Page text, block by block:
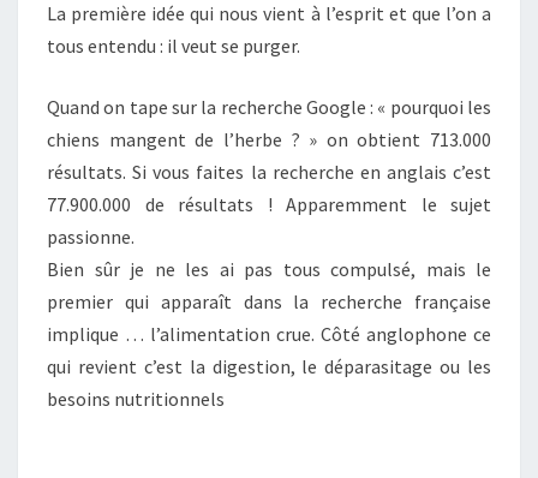
La première idée qui nous vient à l’esprit et que l’on a
tous entendu : il veut se purger.
Quand on tape sur la recherche Google : « pourquoi les
chiens mangent de l’herbe ? » on obtient 713.000
résultats. Si vous faites la recherche en anglais c’est
77.900.000 de résultats ! Apparemment le sujet
passionne.
Bien sûr je ne les ai pas tous compulsé, mais le
premier qui apparaît dans la recherche française
implique … l’alimentation crue. Côté anglophone ce
qui revient c’est la digestion, le déparasitage ou les
besoins nutritionnels